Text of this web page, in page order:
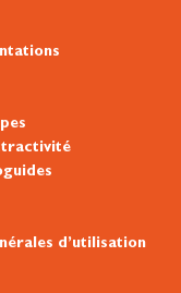
d’utilisation